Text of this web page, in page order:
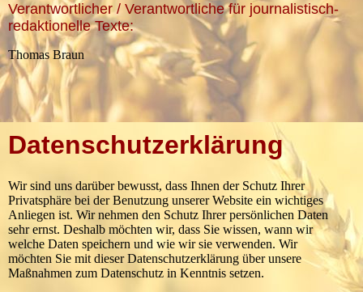
Verantwortlicher / Verantwortliche für journalistisch-
redaktionelle Texte:
Thomas Braun
Datenschutz­erklärung
Wir sind uns darüber bewusst, dass Ihnen der Schutz Ihrer
Privatsphäre bei der Benutzung unserer Website ein wichtiges
Anliegen ist. Wir nehmen den Schutz Ihrer persönlichen Daten
sehr ernst. Deshalb möchten wir, dass Sie wissen, wann wir
welche Daten speichern und wie wir sie verwenden. Wir
möchten Sie mit dieser Datenschutzerklärung über unsere
Maßnahmen zum Datenschutz in Kenntnis setzen.